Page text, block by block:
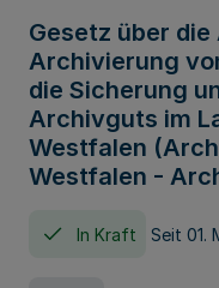
Gesetz über
Archivierung
die Sicherung
Archivguts im
Westfalen
Westfalen -
In Kraft Seit 01.